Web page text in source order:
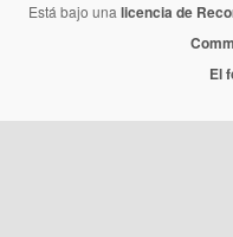
Está bajo una licencia de
El